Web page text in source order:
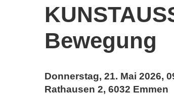
Bewegung
Donnerstag, 21. Mai 2026,
Rathausen 2, 6032 Emmen